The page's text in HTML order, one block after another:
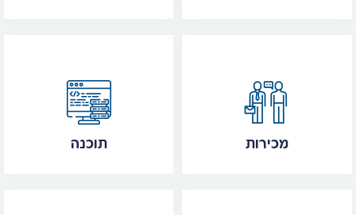
תוכנה מכירות